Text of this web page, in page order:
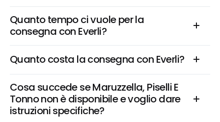
Quanto tempo ci vuole per la
consegna con Everli?
Quanto costa la consegna con Everli?
Cosa succede se Maruzzella, Piselli E
Tonno non è disponibile e voglio dare
istruzioni specifiche?